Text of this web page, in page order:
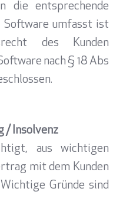
die entsprechende
Software umfasst ist
des Kunden
nach § 18 Abs
/ Insolvenz
aus wichtigen
mit dem Kunden
Gründe sind